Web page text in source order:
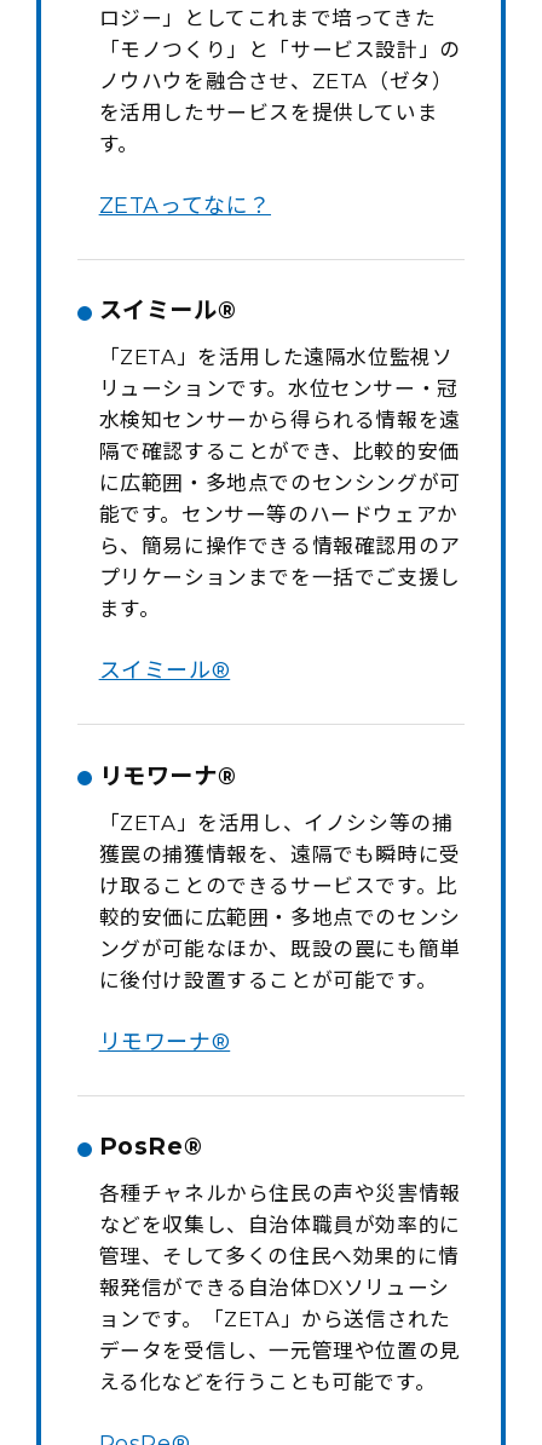
ロジー」としてこれまで培ってきた
「モノつくり」と「サービス設計」の
ノウハウを融合させ、ZETA（ゼタ）
を活用したサービスを提供していま
す。
ZETAってなに？
スイミール®
「ZETA」を活用した遠隔水位監視ソ
リューションです。水位センサー・冠
水検知センサーから得られる情報を遠
隔で確認することができ、比較的安価
に広範囲・多地点でのセンシングが可
能です。センサー等のハードウェアか
ら、簡易に操作できる情報確認用のア
プリケーションまでを一括でご支援し
ます。
スイミール®
リモワーナ®
「ZETA」を活用し、イノシシ等の捕
獲罠の捕獲情報を、遠隔でも瞬時に受
け取ることのできるサービスです。比
較的安価に広範囲・多地点でのセンシ
ングが可能なほか、既設の罠にも簡単
に後付け設置することが可能です。
リモワーナ®
PosRe®
各種チャネルから住民の声や災害情報
などを収集し、自治体職員が効率的に
管理、そして多くの住民へ効果的に情
報発信ができる自治体DXソリューシ
ョンです。「ZETA」から送信された
データを受信し、一元管理や位置の見
える化などを行うことも可能です。